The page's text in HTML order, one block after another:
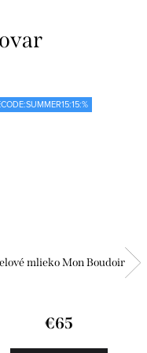
mlieko Mon Boudoir
€65